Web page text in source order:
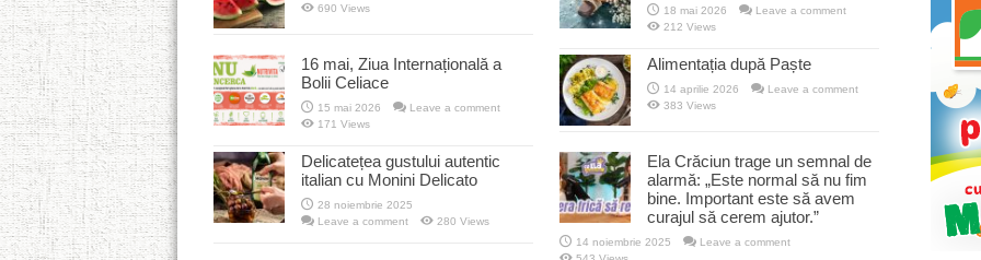
690 Views
18 mai 2026
Leave a comment
212 Views
16 mai, Ziua Internațională a
Bolii Celiace
15 mai 2026
Leave a comment
171 Views
Alimentația după Paște
14 aprilie 2026
Leave a comment
383 Views
Delicatețea gustului autentic
italian cu Monini Delicato
28 noiembrie 2025
Leave a comment
280 Views
Ela Crăciun trage un semnal de
alarmă: „Este normal să nu fim
bine. Important este să avem
curajul să cerem ajutor.”
14 noiembrie 2025
Leave a comment